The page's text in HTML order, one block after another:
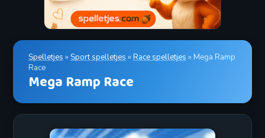
Spelletjes » Sport spelletjes » Race spelletjes » Mega Ramp
Race
Mega Ramp Race